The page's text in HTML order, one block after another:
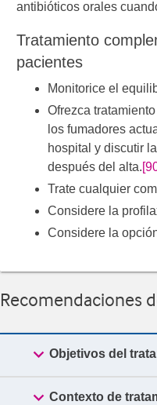
antibióticos orales
Tratamiento
pacientes
Monitorice el
Ofrezca
los fumadores
hospital y discutir
después del alta.
Trate cualquier
Considere la
Considere la
Recomendaciones
 Objetivos del
 Contexto de